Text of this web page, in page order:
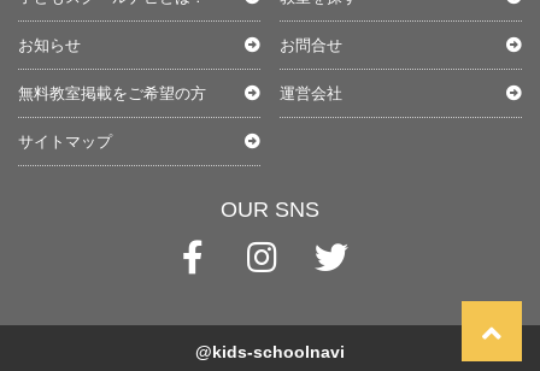
お知らせ お問合せ
無料教室掲載をご希望の方 運営会社
サイトマップ
OUR SNS
@kids-schoolnavi